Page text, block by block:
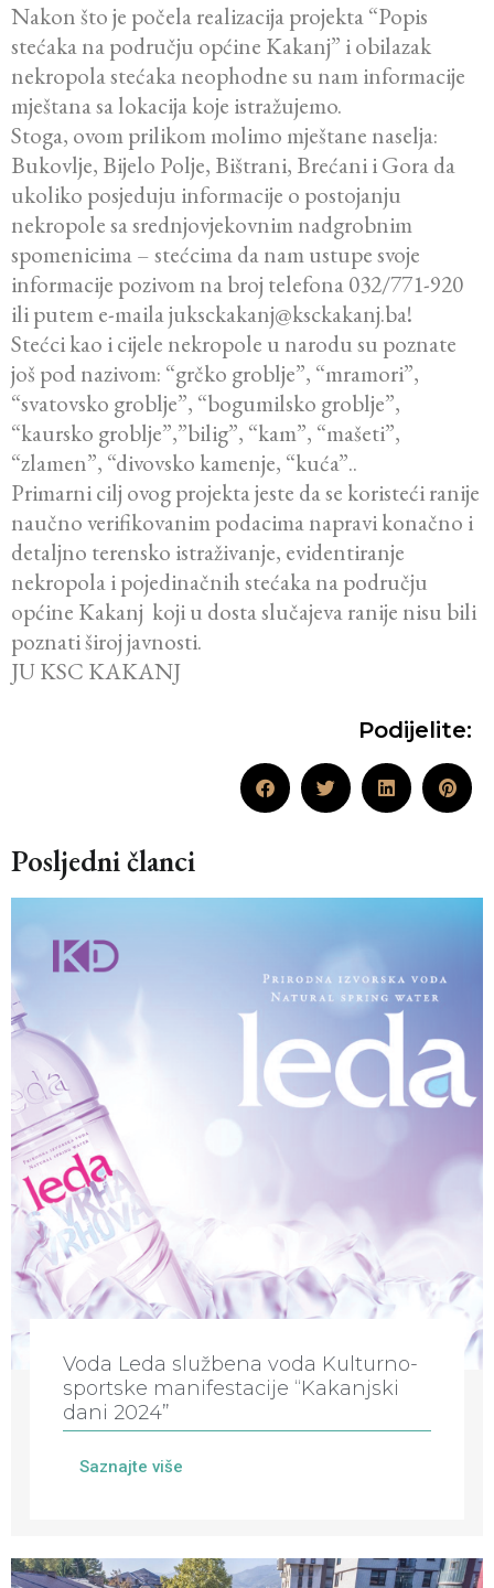
Nakon što je počela realizacija projekta “Popis
stećaka na području općine Kakanj” i obilazak
nekropola stećaka neophodne su nam informacije
mještana sa lokacija koje istražujemo.
Stoga, ovom prilikom molimo mještane naselja:
Bukovlje, Bijelo Polje, Bištrani, Brećani i Gora da
ukoliko posjeduju informacije o postojanju
nekropole sa srednjovjekovnim nadgrobnim
spomenicima – stećcima da nam ustupe svoje
informacije pozivom na broj telefona 032/771-920
ili putem e-maila juksckakanj@ksckakanj.ba!
Stećci kao i cijele nekropole u narodu su poznate
još pod nazivom: “grčko groblje”, “mramori”,
“svatovsko groblje”, “bogumilsko groblje”,
“kaursko groblje”,”bilig”, “kam”, “mašeti”,
“zlamen”, “divovsko kamenje, “kuća”..
Primarni cilj ovog projekta jeste da se koristeći ranije
naučno verifikovanim podacima napravi konačno i
detaljno terensko istraživanje, evidentiranje
nekropola i pojedinačnih stećaka na području
općine Kakanj koji u dosta slučajeva ranije nisu bili
poznati široj javnosti.
JU KSC KAKANJ
Podijelite:
Posljedni članci
Voda Leda službena voda Kulturno-
sportske manifestacije “Kakanjski
dani 2024”
Saznajte više